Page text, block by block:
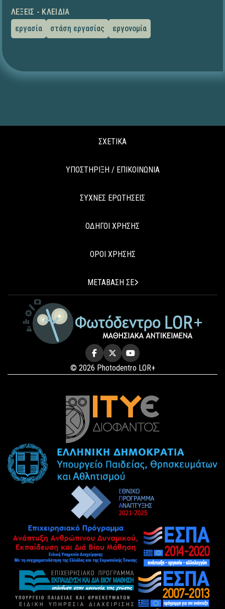
ΛΈΞΕΙΣ - ΚΛΕΙΔΙΆ
εργασία
στάση εργασίας εργονομία
ΣΧΕΤΙΚΑ
ΥΠΟΣΤΗΡΙΞΗ / ΕΠΙΚΟΙΝΩΝΙΑ
ΣΥΧΝΕΣ ΕΡΩΤΗΣΕΙΣ
ΟΔΗΓΟΙ ΧΡΗΣΗΣ
ΟΡΟΙ ΧΡΗΣΗΣ
ΜΕΤΑΒΑΣΗ ΣΕ
© 2026 Photodentro LOR+